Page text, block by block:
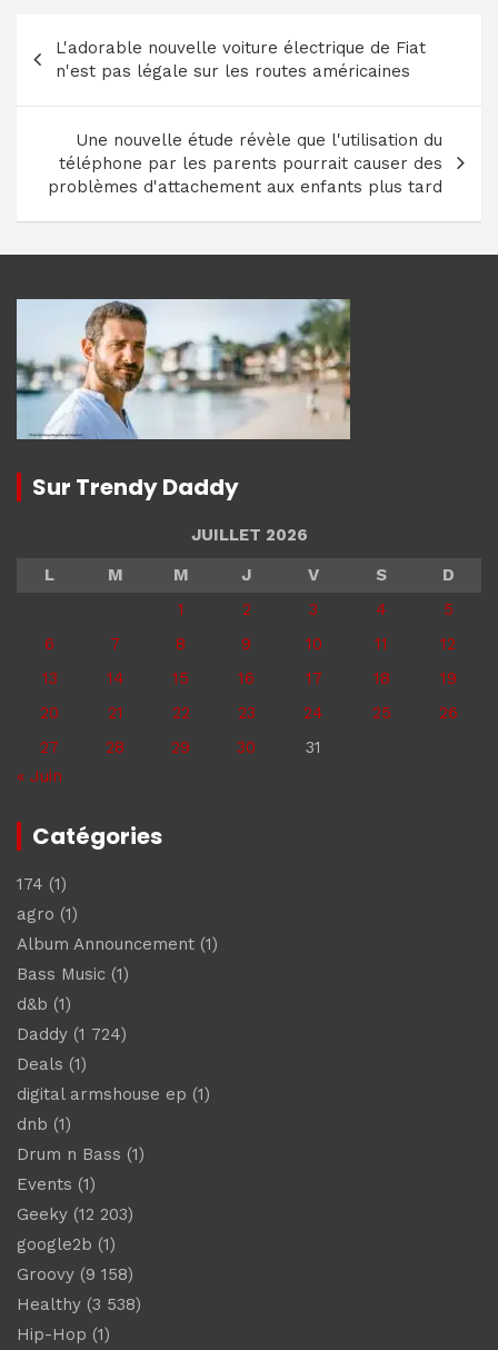
de
l’article
L'adorable nouvelle voiture électrique de Fiat
n'est pas légale sur les routes américaines
Une nouvelle étude révèle que l'utilisation du
téléphone par les parents pourrait causer des
problèmes d'attachement aux enfants plus tard
Sur Trendy Daddy
JUILLET 2026
L
M M J V S
D
1
2 3 4
5
6
7 8 9 10 11
12
13
14 15 16 17 18
19
20
21 22 23 24 25
26
27
28 29 30
31
« Juin
Catégories
174 (1)
agro (1)
Album Announcement (1)
Bass Music (1)
d&b (1)
Daddy (1 724)
Deals (1)
digital armshouse ep (1)
dnb (1)
Drum n Bass (1)
Events (1)
Geeky (12 203)
google2b (1)
Groovy (9 158)
Healthy (3 538)
Hip-Hop (1)